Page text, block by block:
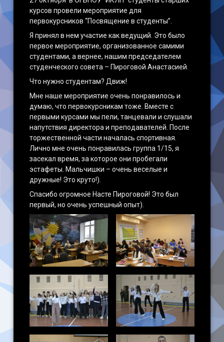
курсов провели мероприятие для
первокурсников “Посвящение в студенты”.
Я принял в нем участие как ведущий. Это было
первое мероприятие, организованное самими
студентами, а вернее, нашим председателем
студенческого совета – Пироговой Анастасией.
Что нужно студентам? Движ!
Мне наше мероприятие очень понравилось и
думаю, что первокурсникам тоже. Вместе с
первыми курсами мы пели, танцевали и слушали
напутствия директора и преподавателей. После
торжественной части началась спортивная.
Лично мне очень понравилась группа 1/15, я
засекал время, за которое они пробегали
эстафеты. Мальчишки – очень веселые и
дружные! Это круто!).
Спасибо огромное Насте Пироговой! Это был
первый, но очень успешный опыт).